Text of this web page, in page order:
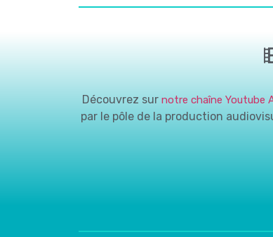
Découvrez surnotre chaîne Youtube
par le pôle de la production